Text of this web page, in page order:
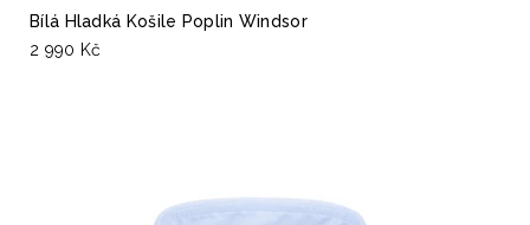
Bílá Hladká Košile Poplin Windsor
2 990 Kč